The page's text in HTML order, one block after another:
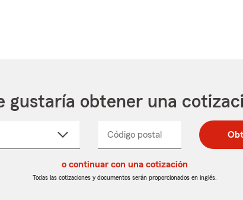
gustaría obtener una
Código postal
postal
de
postal
de
_____
o continuar con una cotización
Todas las cotizaciones y documentos serán proporcionados en inglés.